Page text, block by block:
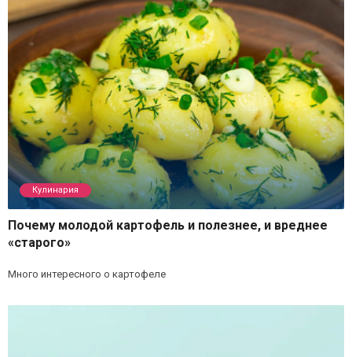
Кулинария
Почему молодой картофель и полезнее, и вреднее
«старого»
Много интересного о картофеле